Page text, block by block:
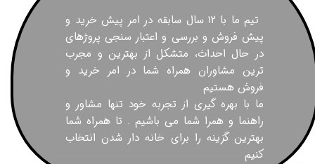
تیم ما با ۱۲ سال سابقه در امر پیش خرید و
پیش فروش و بررسی و اعتبار سنجی پروژهای
در حال احداث، متشکل از بهترین و مجرب
ترین مشاوران همراه شما در امر خرید و
فروش هستیم
ما با بهره گیری از تجربه خود تنها مشاور و
راهنما و همرا شما می باشیم . تا همراه شما
بهترین گزینه را برای خانه دار شدن انتخاب
کنیم